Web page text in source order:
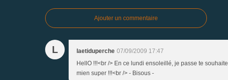
Ajouter un commentaire
L laetiduperche 07/09/2009 17:47
HellO !!!<br /> En ce lundi ensoleillé, je passe te
mien super !!!<br /> - Bisous -